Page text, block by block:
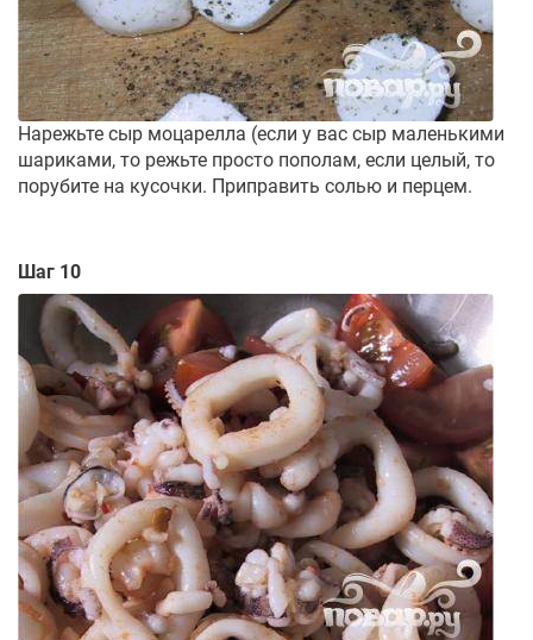
Нарежьте сыр моцарелла (если у вас сыр маленькими
шариками, то режьте просто пополам, если целый, то
порубите на кусочки. Приправить солью и перцем.
Шаг 10